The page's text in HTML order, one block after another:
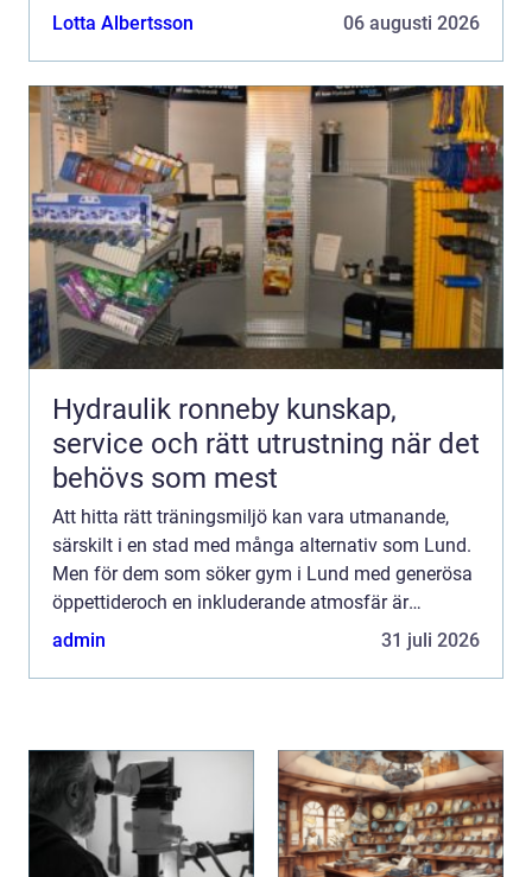
Sundkra...
Lotta Albertsson 06 augusti 2026
Hydraulik ronneby kunskap,
service och rätt utrustning när det
behövs som mest
Att hitta rätt träningsmiljö kan vara utmanande,
särskilt i en stad med många alternativ som Lund.
Men för dem som söker gym i Lund med generösa
öppettideroch en inkluderande atmosfär är
Sundkra...
admin 31 juli 2026